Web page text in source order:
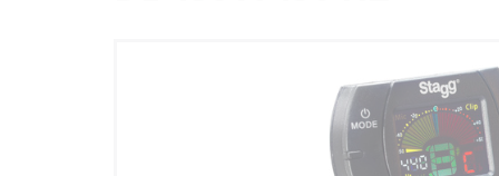
Sonorisation & éclairage
Instruments à vent